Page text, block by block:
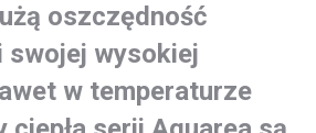
oszczędność
swojej wysokiej
w temperaturze